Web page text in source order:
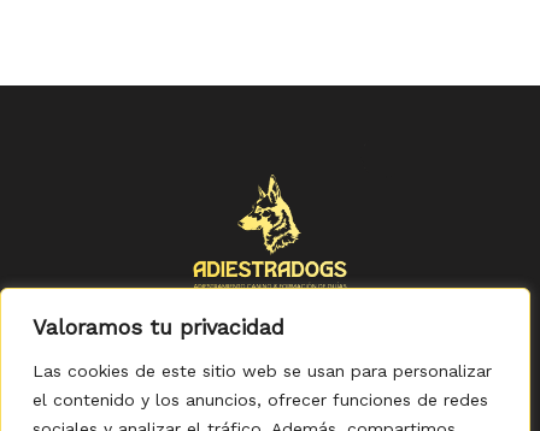
Valoramos tu privacidad
Las cookies de este sitio web se usan para personalizar
el contenido y los anuncios, ofrecer funciones de redes